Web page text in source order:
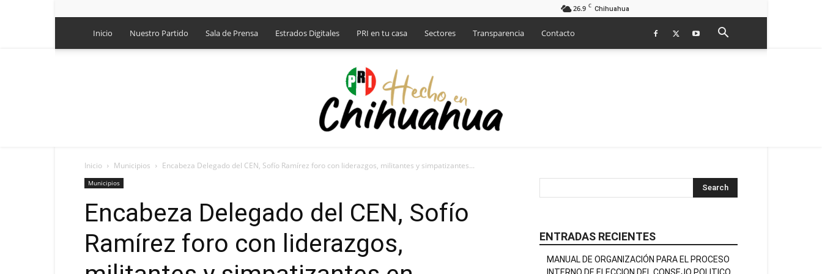
26.9 C Chihuahua
Inicio Nuestro Partido Sala de Prensa Estrados Digitales PRI en tu casa Sectores Transparencia Contacto
Inicio Municipios Encabeza Delegado del CEN, Sofío Ramírez foro con liderazgos, militantes y simpatizantes...
Municipios
Encabeza Delegado del CEN, Sofío
Ramírez foro con liderazgos,
ENTRADAS RECIENTES
MANUAL DE ORGANIZACIÓN PARA EL PROCESO